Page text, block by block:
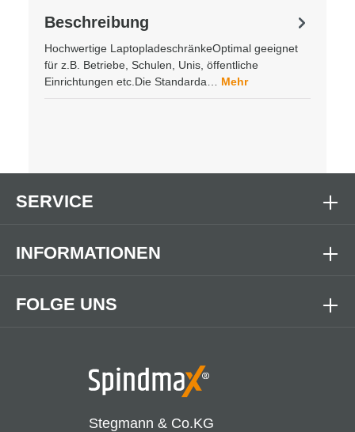
Beschreibung
Hochwertige LaptopladeschränkeOptimal geeignet
für z.B. Betriebe, Schulen, Unis, öffentliche
Einrichtungen etc.Die Standarda… Mehr
Stegmann & Co.KG
FOLGE UNS
SERVICE
INFORMATIONEN